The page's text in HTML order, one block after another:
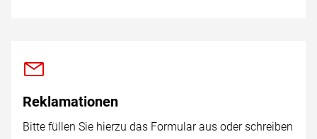
Reklamationen
Bitte füllen Sie hierzu das Formular aus oder schreiben